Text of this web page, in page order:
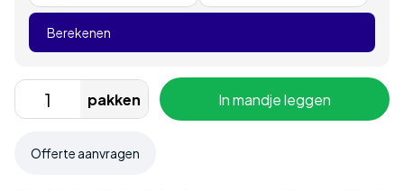
Berekenen
pakken In mandje leggen
Offerte aanvragen